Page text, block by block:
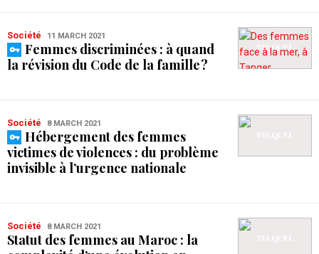
Société 11 MARCH 2021
Femmes discriminées : à quand
la révision du Code de la famille ?
Société 8 MARCH 2021
Hébergement des femmes
victimes de violences : du problème
invisible à l’urgence nationale
Société 8 MARCH 2021
Statut des femmes au Maroc : la